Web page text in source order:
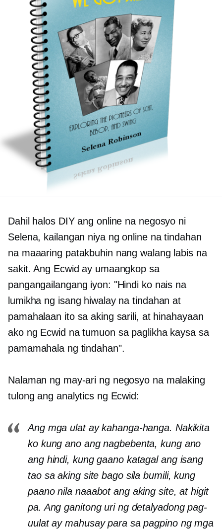
Dahil halos DIY ang online na negosyo ni
Selena, kailangan niya ng online na tindahan
na maaaring patakbuhin nang walang labis na
sakit. Ang Ecwid ay umaangkop sa
pangangailangang iyon: "Hindi ko nais na
lumikha ng isang hiwalay na tindahan at
pamahalaan ito sa aking sarili, at hinahayaan
ako ng Ecwid na tumuon sa paglikha kaysa sa
pamamahala ng tindahan".
Nalaman ng may-ari ng negosyo na malaking
tulong ang analytics ng Ecwid:
Ang mga ulat ay kahanga-hanga. Nakikita
ko kung ano ang nagbebenta, kung ano
ang hindi, kung gaano katagal ang isang
tao sa aking site bago sila bumili, kung
paano nila naaabot ang aking site, at higit
pa. Ang ganitong uri ng detalyadong pag-
uulat ay mahusay para sa pagpino ng mga